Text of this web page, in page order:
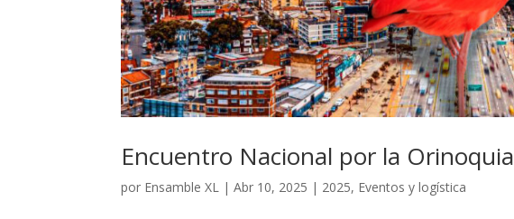
Encuentro Nacional por la Orinoquia
por Ensamble XL |Abr 10, 2025 | 2025, Eventos y logística